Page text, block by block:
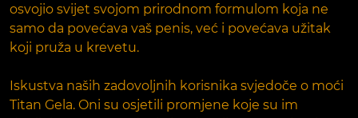
osvojio svijet svojom prirodnom formulom koja ne
samo da povećava vaš penis, već i povećava užitak
koji pruža u krevetu.
Iskustva naših zadovoljnih korisnika svjedoče o moći
Titan Gela. Oni su osjetili promjene koje su im